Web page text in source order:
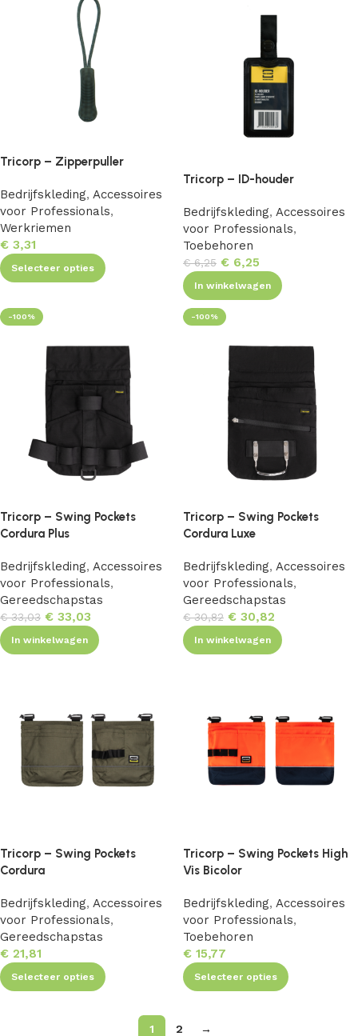
Tricorp – Zipperpuller
Bedrijfskleding, Accessoires
voor Professionals,
Werkriemen
€ 3,31
Selecteer opties
Tricorp – ID-houder
Bedrijfskleding, Accessoires
voor Professionals,
Toebehoren
€6,25 € 6,25
In winkelwagen
-100%
Tricorp – Swing Pockets
Cordura Plus
Bedrijfskleding, Accessoires
voor Professionals,
Gereedschapstas
€33,03 € 33,03
In winkelwagen
-100%
Tricorp – Swing Pockets
Cordura Luxe
Bedrijfskleding, Accessoires
voor Professionals,
Gereedschapstas
€30,82 € 30,82
In winkelwagen
Tricorp – Swing Pockets
Cordura
Bedrijfskleding, Accessoires
voor Professionals,
Gereedschapstas
€ 21,81
Selecteer opties
Tricorp – Swing Pockets High
Vis Bicolor
Bedrijfskleding, Accessoires
voor Professionals,
Toebehoren
€ 15,77
Selecteer opties
1 2 →